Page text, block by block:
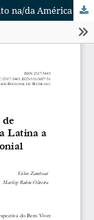
Alternativas aos modelos de desenvolvimento na/da América Latina a partir da perspectiva decolonial